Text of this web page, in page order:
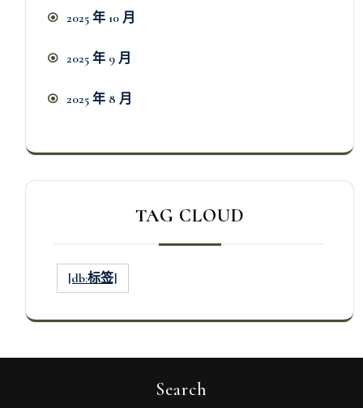
2025 年 10 月
2025 年 9 月
2025 年 8 月
TAG CLOUD
[db:标签]
Search